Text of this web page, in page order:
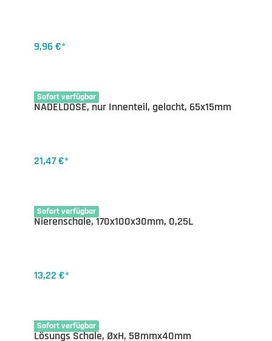
9,96 €*
Sofort verfügbar
35-1123.65
NADELDOSE, nur Innenteil, gelocht, 65x15mm
21,47 €*
Sofort verfügbar
35-1149.17
Nierenschale, 170x100x30mm, 0,25L
13,22 €*
Sofort verfügbar
35-1141.03
Lösungs Schale, ØxH, 58mmx40mm